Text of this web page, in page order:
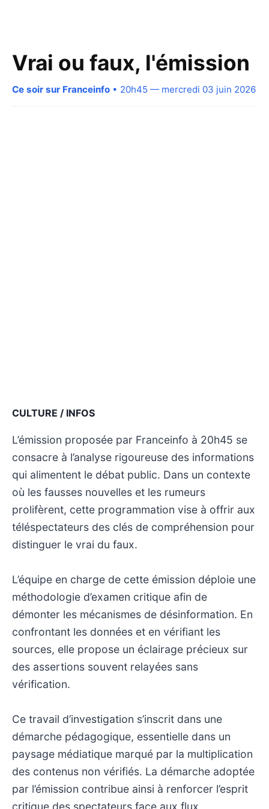
Vrai ou faux, l'émission
Ce soir sur Franceinfo • 20h45 — mercredi 03 juin 2026
CULTURE / INFOS
L’émission proposée par Franceinfo à 20h45 se
consacre à l’analyse rigoureuse des informations
qui alimentent le débat public. Dans un contexte
où les fausses nouvelles et les rumeurs
prolifèrent, cette programmation vise à offrir aux
téléspectateurs des clés de compréhension pour
distinguer le vrai du faux.
L’équipe en charge de cette émission déploie une
méthodologie d’examen critique afin de
démonter les mécanismes de désinformation. En
confrontant les données et en vérifiant les
sources, elle propose un éclairage précieux sur
des assertions souvent relayées sans
vérification.
Ce travail d’investigation s’inscrit dans une
démarche pédagogique, essentielle dans un
paysage médiatique marqué par la multiplication
des contenus non vérifiés. La démarche adoptée
par l’émission contribue ainsi à renforcer l’esprit
critique des spectateurs face aux flux